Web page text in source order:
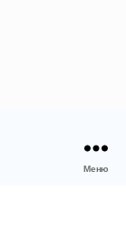
Меню